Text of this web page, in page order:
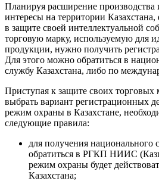
Планируя расширение производства
интересы на территории
в защите своей интеллектуальной
торговую марку, используемую для
продукции, нужно получить
Для этого можно обратиться в
службу Казахстана, либо по
Приступая к защите своих
выбрать вариант регистрационных
режим охраны в Казахстане,
следующие правила:
для получения национального
обратиться в РГКП НИИС
режим охраны будет
Казахстана;